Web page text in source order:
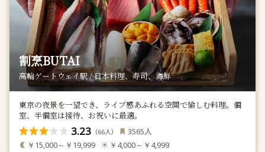
割烹BUTAI
高輪ゲートウェイ駅 / 日本料理、寿司、海鮮
東京の夜景を一望でき、ライブ感あふれる空間で愉しむ料理。個
室、半個室は接待、お祝いに最適。
3.23 （66人） 3565人
￥15,000～￥19,999 ￥4,000～￥4,999